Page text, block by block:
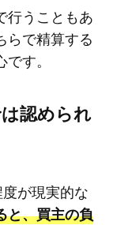
行うこともあ
らで精算する
す。
認められ
が現実的な
と、買主の負